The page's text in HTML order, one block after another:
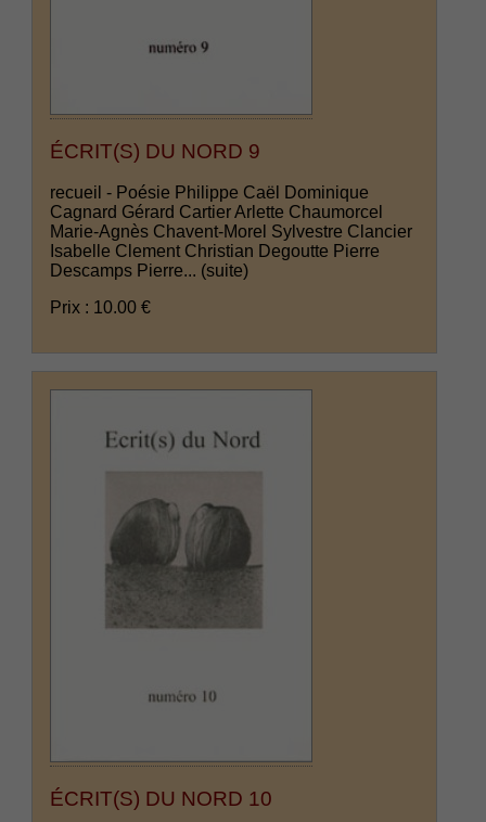
ÉCRIT(S) DU NORD 9
recueil - Poésie Philippe Caël Dominique
Cagnard Gérard Cartier Arlette Chaumorcel
Marie-Agnès Chavent-Morel Sylvestre Clancier
Isabelle Clement Christian Degoutte Pierre
Descamps Pierre... (suite)
Prix : 10.00 €
ÉCRIT(S) DU NORD 10